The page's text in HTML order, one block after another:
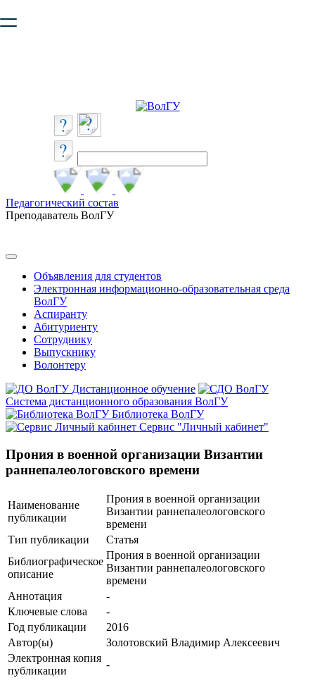
безопасную работу с сайтом. Пожалуйста
Педагогический состав
Преподаватель ВолГУ
Объявления для студентов
Электронная информационно-образовательная среда
ВолГУ
Аспиранту
Абитуриенту
Сотруднику
Выпускнику
Волонтеру
Дистанционное обучение
Система дистанционного образования ВолГУ
Библиотека ВолГУ
Сервис "Личный кабинет"
Прония в военной организации Византии
раннепалеологовского времени
Наименование
публикации
Прония в военной организации
Византии раннепалеологовского
времени
Тип публикации
Статья
Библиографическое
описание
Прония в военной организации
Византии раннепалеологовского
времени
Аннотация
-
Ключевые cлова
-
Год публикации
2016
Автор(ы)
Золотовский Владимир Алексеевич
Электронная копия
публикации
-